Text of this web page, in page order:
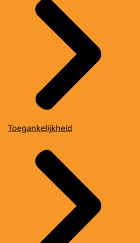
Toegankelijkheid